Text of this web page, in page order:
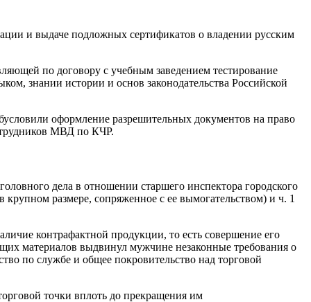
и выдаче подложных сертификатов о владении русским
по договору с учебным заведением тестирование
знании истории и основ законодательства Российской
оформление разрешительных документов на право
МВД по КЧР.
дела в отношении старшего инспектора городского
размере, сопряженное с ее вымогательством) и ч. 1
контрафактной продукции, то есть совершение его
материалов выдвинул мужчине незаконные требования о
по службе и общее покровительство над торговой
точки вплоть до прекращения им